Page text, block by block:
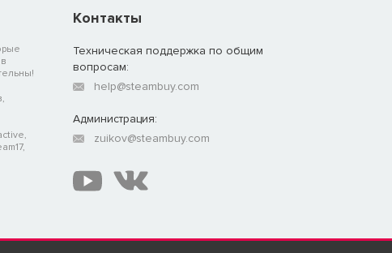
Контакты
Техническая поддержка по общим
вопросам:
help@steambuy.com
Администрация:
zuikov@steambuy.com